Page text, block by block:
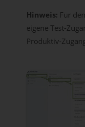
Hinweis: Für
eigene Test-
Produktiv-